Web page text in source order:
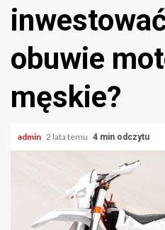
obuwie
męskie?
admin 2 lata temu 4 min odczytu